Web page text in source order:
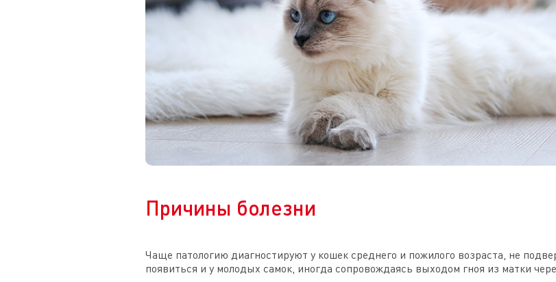
Причины болезни
Чаще патологию диагностируют у кошек среднего и пожилого возраста, не
появиться и у молодых самок, иногда сопровождаясь выходом гноя из матки